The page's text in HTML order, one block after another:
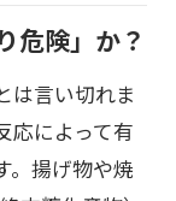
危険」か？
は言い切れま
応によって有
。揚げ物や焼